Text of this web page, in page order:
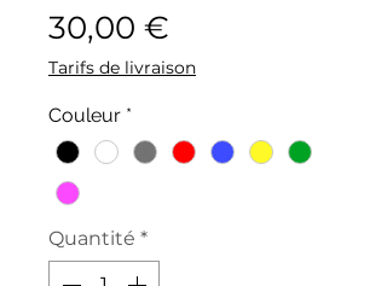
30,00 €
Tarifs de livraison
Couleur *
Quantité *